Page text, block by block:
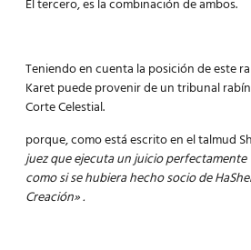
El tercero, es la combinación de ambos.
Teniendo en cuenta la posición de este
Karet puede provenir de un tribunal
Corte Celestial.
porque, como está escrito en el talmud
juez que ejecuta un juicio
como si se hubiera hecho socio de
Creación» .